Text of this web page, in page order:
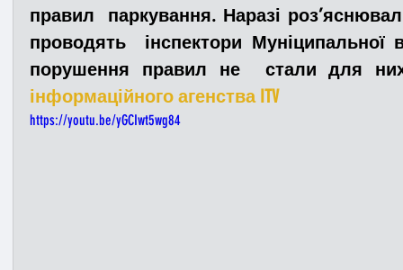
Медицина Новини ДТП
Адмінпротокол
правил  паркування. Наразі
проводять  інспектори Муніципальної
порушення правил не  стали для
інформаційного агенства ITV
https://youtu.be/yGCIwt5wg84